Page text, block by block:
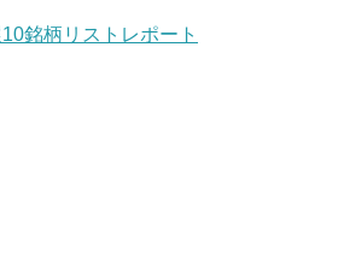
銘柄リストレポート